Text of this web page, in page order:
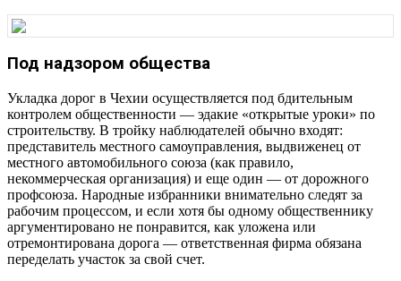
Под надзором общества
Укладка дорог в Чехии осуществляется под бдительным
контролем общественности — эдакие «открытые уроки» по
строительству. В тройку наблюдателей обычно входят:
представитель местного самоуправления, выдвиженец от
местного автомобильного союза (как правило,
некоммерческая организация) и еще один — от дорожного
профсоюза. Народные избранники внимательно следят за
рабочим процессом, и если хотя бы одному общественнику
аргументировано не понравится, как уложена или
отремонтирована дорога — ответственная фирма обязана
переделать участок за свой счет.